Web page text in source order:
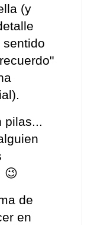
(y
sentido
pilas...
😉
de
en